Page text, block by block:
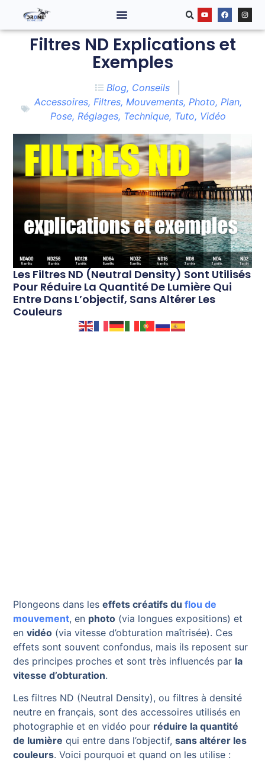
Filtres ND Explications et
Exemples
Blog, Conseils
Accessoires, Filtres, Mouvements, Photo, Plan,
Pose, Réglages, Technique, Tuto, Vidéo
Les Filtres ND (Neutral Density) Sont Utilisés
Pour Réduire La Quantité De Lumière Qui
Entre Dans L’objectif, Sans Altérer Les
Couleurs
Plongeons dans leseffets créatifs duflou de
mouvement, en photo (via longues expositions) et
envidéo (via vitesse d’obturation maîtrisée). Ces
effets sont souvent confondus, mais ils reposent sur
des principes proches et sont très influencés par la
vitesse d’obturation.
Les filtres ND (Neutral Density), ou filtres à densité
neutre en français, sont des accessoires utilisés en
photographie et en vidéo pour réduire la quantité
de lumière qui entre dans l’objectif,sans altérer les
couleurs. Voici pourquoi et quand on les utilise :